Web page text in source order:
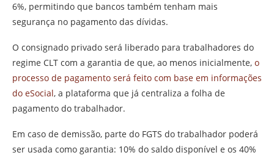
6%, permitindo que bancos também tenham mais
segurança no pagamento das dívidas.
O consignado privado será liberado para trabalhadores do
regime CLT com a garantia de que, ao menos inicialmente, o
processo de pagamento será feito com base em informações
do eSocial, a plataforma que já centraliza a folha de
pagamento do trabalhador.
Em caso de demissão, parte do FGTS do trabalhador poderá
ser usada como garantia: 10% do saldo disponível e os 40%